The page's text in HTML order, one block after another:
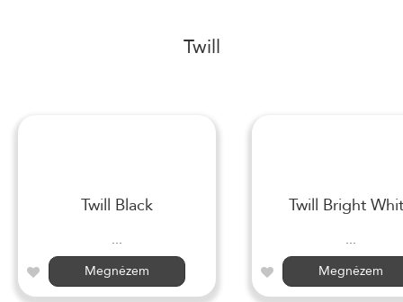
Twill
Twill Black
...
Megnézem
Twill Bright
...
Megnézem